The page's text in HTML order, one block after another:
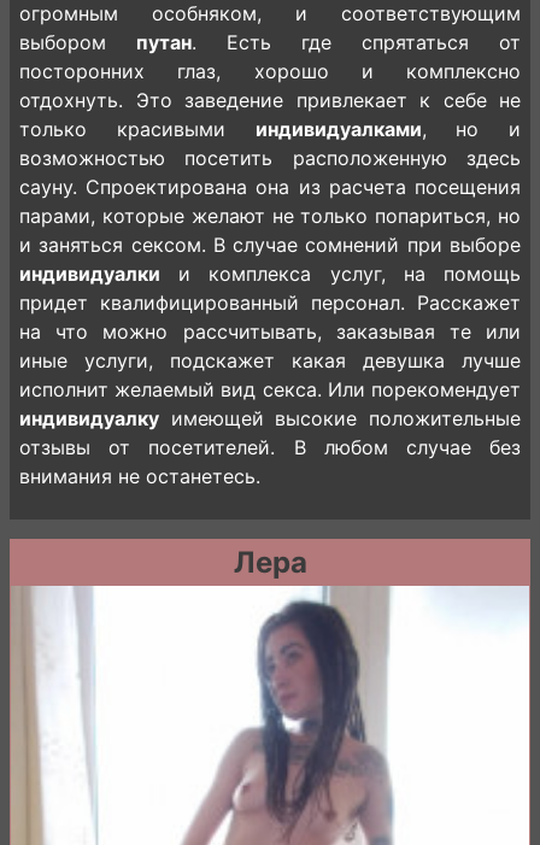
огромным особняком, и соответствующим
выбором путан. Есть где спрятаться от
посторонних глаз, хорошо и комплексно
отдохнуть. Это заведение привлекает к себе не
только красивыми индивидуалками, но и
возможностью посетить расположенную здесь
сауну. Спроектирована она из расчета посещения
парами, которые желают не только попариться, но
и заняться сексом. В случае сомнений при выборе
индивидуалки и комплекса услуг, на помощь
придет квалифицированный персонал. Расскажет
на что можно рассчитывать, заказывая те или
иные услуги, подскажет какая девушка лучше
исполнит желаемый вид секса. Или порекомендует
индивидуалку имеющей высокие положительные
отзывы от посетителей. В любом случае без
внимания не останетесь.
Лера